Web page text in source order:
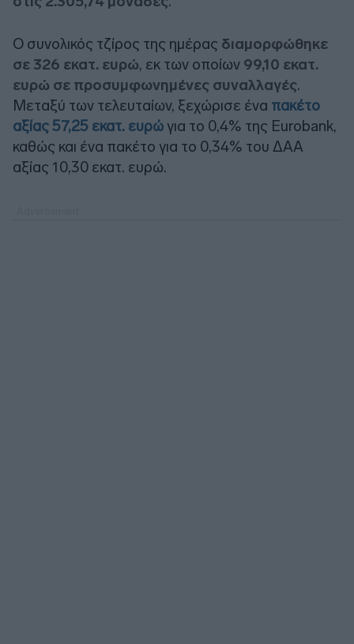
Ο συνολικός τζίρος της ημέρας διαμορφώθηκε
σε 326 εκατ. ευρώ, εκ των οποίων 99,10 εκατ.
ευρώ σε προσυμφωνημένες συναλλαγές.
Μεταξύ των τελευταίων, ξεχώρισε ένα πακέτο
αξίας 57,25 εκατ. ευρώ για το 0,4% της Eurobank,
καθώς και ένα πακέτο για το 0,34% του ΔΑΑ
αξίας 10,30 εκατ. ευρώ.